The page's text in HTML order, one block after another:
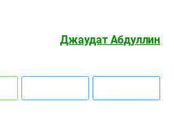
Джаудат Абдуллин